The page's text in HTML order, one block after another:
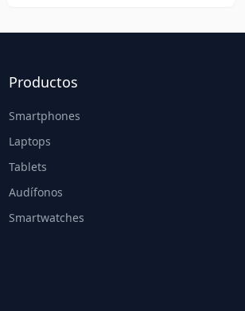
Productos
Smartphones
Laptops
Tablets
Audífonos
Smartwatches